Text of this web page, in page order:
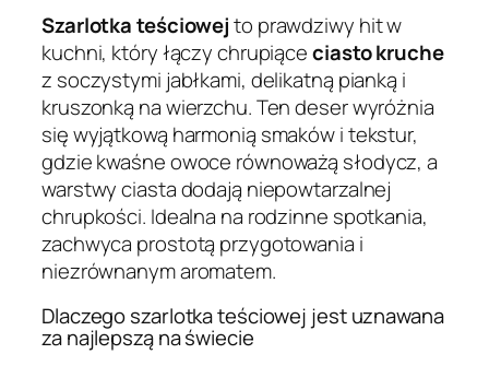
Szarlotka teściowejto prawdziwy hit w
kuchni, który łączy chrupiąceciasto kruche
z soczystymi jabłkami, delikatną pianką i
kruszonką na wierzchu. Ten deser wyróżnia
się wyjątkową harmonią smaków i tekstur,
gdzie kwaśne owoce równoważą słodycz, a
warstwy ciasta dodają niepowtarzalnej
chrupkości. Idealna na rodzinne spotkania,
zachwyca prostotą przygotowania i
niezrównanym aromatem.
Dlaczego szarlotka teściowej jest uznawana
za najlepszą na świecie